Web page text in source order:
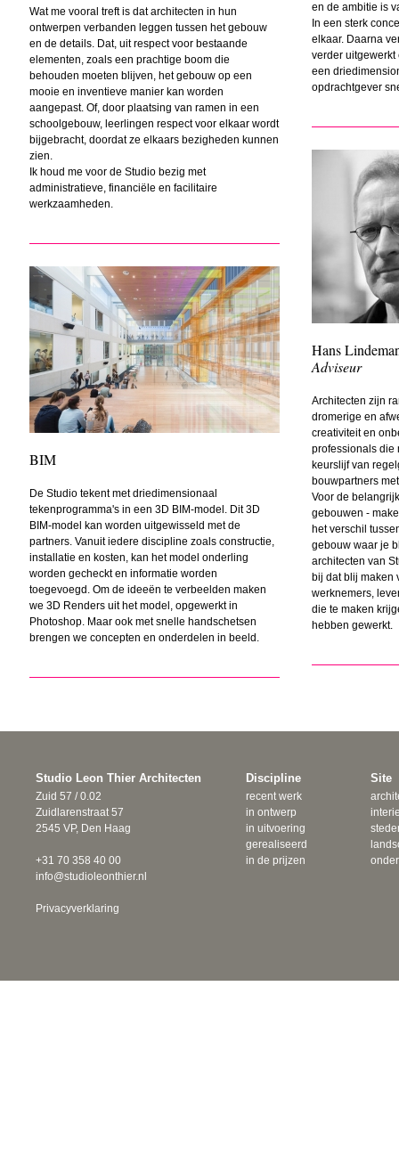
Wat me vooral treft is dat architecten in hun
ontwerpen verbanden leggen tussen het gebouw
en de details. Dat, uit respect voor bestaande
elementen, zoals een prachtige boom die
behouden moeten blijven, het gebouw op een
mooie en inventieve manier kan worden
aangepast. Of, door plaatsing van ramen in een
schoolgebouw, leerlingen respect voor elkaar wordt
bijgebracht, doordat ze elkaars bezigheden kunnen
zien.
Ik houd me voor de Studio bezig met
administratieve, financiële en facilitaire
werkzaamheden.
BIM
De Studio tekent met driedimensionaal
tekenprogramma's in een 3D BIM-model. Dit 3D
BIM-model kan worden uitgewisseld met de
partners. Vanuit iedere discipline zoals constructie,
installatie en kosten, kan het model onderling
worden gecheckt en informatie worden
toegevoegd. Om de ideeën te verbeelden maken
we 3D Renders uit het model, opgewerkt in
Photoshop. Maar ook met snelle handschetsen
brengen we concepten en onderdelen in beeld.
en de ambitie is
In een sterk
elkaar. Daarna
verder
een
opdrachtgever
Hans
Adviseur
Architecten zijn
dromerige en
creativiteit en
professionals die
keurslijf van
bouwpartners
Voor de
gebouwen -
het verschil
gebouw waar je
architecten van
bij dat blij maken
werknemers,
die te maken
hebben gewerkt.
Studio Leon Thier Architecten
Zuid 57 / 0.02
Zuidlarenstraat 57
2545 VP, Den Haag
+31 70 358 40 00
info@studioleonthier.nl
Privacyverklaring
Discipline
recent werk
in ontwerp
in uitvoering
gerealiseerd
in de prijzen
Site